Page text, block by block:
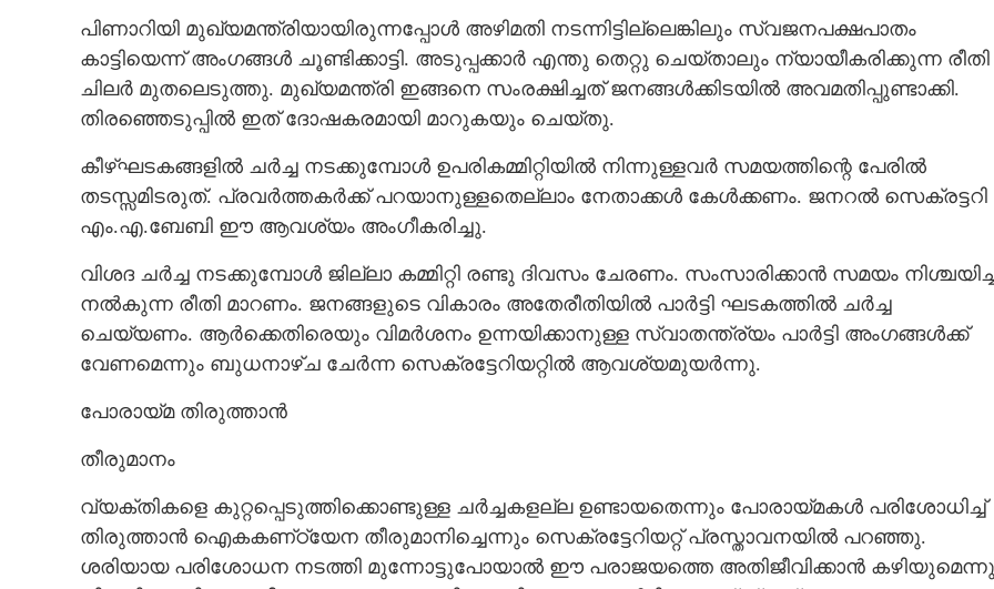
പിണാറിയി മുഖ്യമന്ത്രിയായിരുന്നപ്പോൾ അഴിമതി നടന്നിട്ടില്ലെങ്കിലും സ്വജനപക്ഷപാതം
കാട്ടിയെന്ന് അംഗങ്ങൾ ചൂണ്ടിക്കാട്ടി. അടുപ്പക്കാർ എന്തു തെറ്റു ചെയ്താലും ന്യായീകരിക്കുന്ന രീതി
ചിലർ മുതലെടുത്തു. മുഖ്യമന്ത്രി ഇങ്ങനെ സംരക്ഷിച്ചത് ജനങ്ങൾക്കിടയിൽ അവമതിപ്പുണ്ടാക്കി.
തിരഞ്ഞെടുപ്പിൽ ഇത് ദോഷകരമായി മാറുകയും ചെയ്തു.
കീഴ്ഘടകങ്ങളിൽ ചർച്ച നടക്കുമ്പോൾ ഉപരികമ്മിറ്റിയിൽ നിന്നുള്ളവർ സമയത്തിന്റെ പേരിൽ
തടസ്സമിടരുത്. പ്രവർത്തകർക്ക് പറയാനുള്ളതെല്ലാം നേതാക്കൾ കേൾക്കണം. ജനറൽ സെക്രട്ടറി
എം.എ.ബേബി ഈ ആവശ്യം അംഗീകരിച്ചു.
വിശദ ചർച്ച നടക്കുമ്പോൾ ജില്ലാ കമ്മിറ്റി രണ്ടു ദിവസം ചേരണം. സംസാരിക്കാൻ സമയം
നൽകുന്ന രീതി മാറണം. ജനങ്ങളുടെ വികാരം അതേരീതിയിൽ പാർട്ടി ഘടകത്തിൽ ചർച്ച
ചെയ്യണം. ആർക്കെതിരെയും വിമർശനം ഉന്നയിക്കാനുള്ള സ്വാതന്ത്ര്യം പാർട്ടി അംഗങ്ങൾക്ക്
വേണമെന്നും ബുധനാഴ്ച ചേർന്ന സെക്രട്ടേറിയറ്റിൽ ആവശ്യമുയർന്നു.
പോരായ്മ തിരുത്താൻ
തീരുമാനം
വ്യക്തികളെ കുറ്റപ്പെടുത്തിക്കൊണ്ടുള്ള ചർച്ചകളല്ല ഉണ്ടായതെന്നും പോരായ്മകൾ പരിശോധിച്ച്
തിരുത്താൻ ഐകകണ്‌ഠ്യേന തീരുമാനിച്ചെന്നും സെക്രട്ടേറിയറ്റ് പ്രസ്താവനയിൽ പറഞ്ഞു.
ശരിയായ പരിശോധന നടത്തി മുന്നോട്ടുപോയാൽ ഈ പരാജയത്തെ അതിജീവിക്കാൻ